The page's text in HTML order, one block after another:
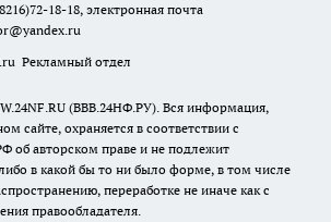
18-18, электронная почта
Рекламный отдел
(ВВВ.24НФ.РУ). Вся информация,
сайте, охраняется в соответствии с
об авторском праве и не подлежит
в какой бы то ни было форме, в том числе
переработке не иначе как с
правообладателя.